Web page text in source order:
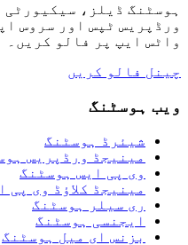
ہوسٹنگ ڈیلز،
ورڈپریس ٹپس اور سروس
واٹس ایپ پر فالو کریں۔
چینل فالو کریں
ویب ہوسٹنگ
شیئرڈ ہوسٹنگ
مینیجڈ ورڈپریس
وی پی ایس ہوسٹنگ
مینیجڈ کلاؤڈ وی پی
ری سیلر ہوسٹنگ
ایجنسی ہوسٹنگ
بزنس ای میل ہوسٹنگ